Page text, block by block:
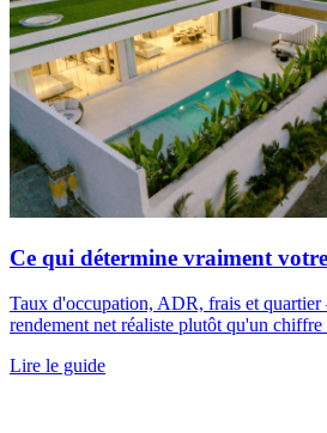
Ce qui détermine vraiment
Taux d'occupation, ADR, frais et
rendement net réaliste plutôt qu'un chiffre
Lire le guide